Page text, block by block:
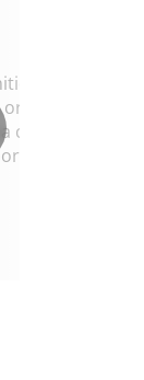
y
cita
nada